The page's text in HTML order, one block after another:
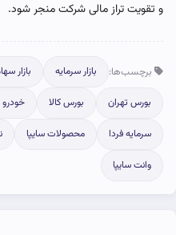
و تقویت تراز مالی شرکت منجر شود.
برچسب‌ها: بازار سرمایه بازار
بورس تهران بورس کالا خودرو
سرمایه فردا محصولات سایپا
وانت سایپا